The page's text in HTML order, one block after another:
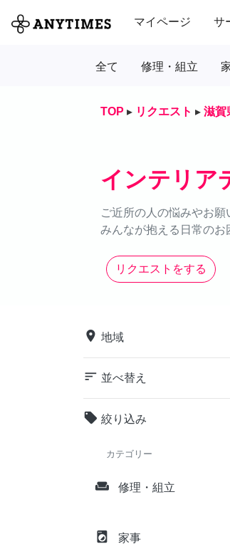
マイページ サ
全て 修理・組立
TOP ▸ リクエスト ▸ 滋賀
インテリア
ご近所の人の悩みやお
みんなが抱える日常のお
リクエストをする
place 地域
sort 並べ替え
local_offer 絞り込み
カテゴリー
weekend 修理・組立
local_laundry_service 家事